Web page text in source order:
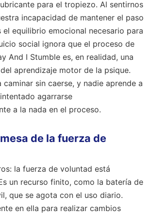
para el tropiezo. Al sentirnos
incapacidad de mantener el paso
el equilibrio emocional necesario para
social ignora que el proceso de
And I Stumble es, en realidad, una
aprendizaje motor de la psique.
caminar sin caerse, y nadie aprende a
agarrarse
a la nada en el proceso.
de la fuerza de
la fuerza de voluntad está
un recurso finito, como la batería de
que se agota con el uso diario.
en ella para realizar cambios